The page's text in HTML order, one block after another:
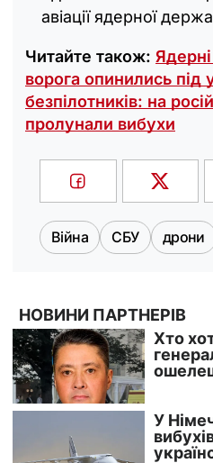
авіації ядерної
Читайте також:
ворога опинились під
безпілотників: на
пролунали вибухи
Війна СБУ дрони